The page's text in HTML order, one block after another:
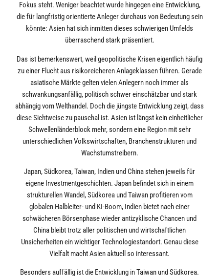
Fokus steht. Weniger beachtet wurde hingegen eine Entwicklung,
die für langfristig orientierte Anleger durchaus von Bedeutung sein
könnte: Asien hat sich inmitten dieses schwierigen Umfelds
überraschend stark präsentiert.
Das ist bemerkenswert, weil geopolitische Krisen eigentlich häufig
zu einer Flucht aus risikoreicheren Anlageklassen führen. Gerade
asiatische Märkte gelten vielen Anlegern noch immer als
schwankungsanfällig, politisch schwer einschätzbar und stark
abhängig vom Welthandel. Doch die jüngste Entwicklung zeigt, dass
diese Sichtweise zu pauschal ist. Asien ist längst kein einheitlicher
Schwellenländerblock mehr, sondern eine Region mit sehr
unterschiedlichen Volkswirtschaften, Branchenstrukturen und
Wachstumstreibern.
Japan, Südkorea, Taiwan, Indien und China stehen jeweils für
eigene Investmentgeschichten. Japan befindet sich in einem
strukturellen Wandel, Südkorea und Taiwan profitieren vom
globalen Halbleiter- und KI-Boom, Indien bietet nach einer
schwächeren Börsenphase wieder antizyklische Chancen und
China bleibt trotz aller politischen und wirtschaftlichen
Unsicherheiten ein wichtiger Technologiestandort. Genau diese
Vielfalt macht Asien aktuell so interessant.
Besonders auffällig ist die Entwicklung in Taiwan und Südkorea.